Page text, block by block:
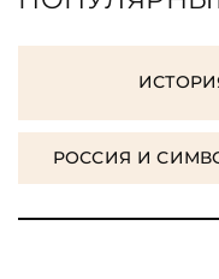
РОССИЯ И